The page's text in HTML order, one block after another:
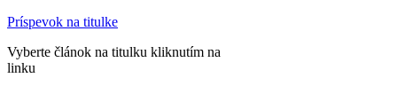
Príspevok na titulke
Vyberte článok na titulku kliknutím na
linku